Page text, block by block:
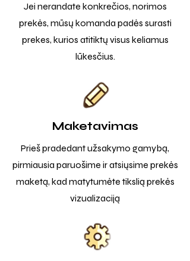
Jei nerandate konkrečios, norimos
prekės, mūsų komanda padės surasti
prekes, kurios atitiktų visus keliamus
lūkesčius.
Maketavimas
Prieš pradedant užsakymo gamybą,
pirmiausia paruošime ir atsiųsime prekės
maketą, kad matytumėte tikslią prekės
vizualizaciją